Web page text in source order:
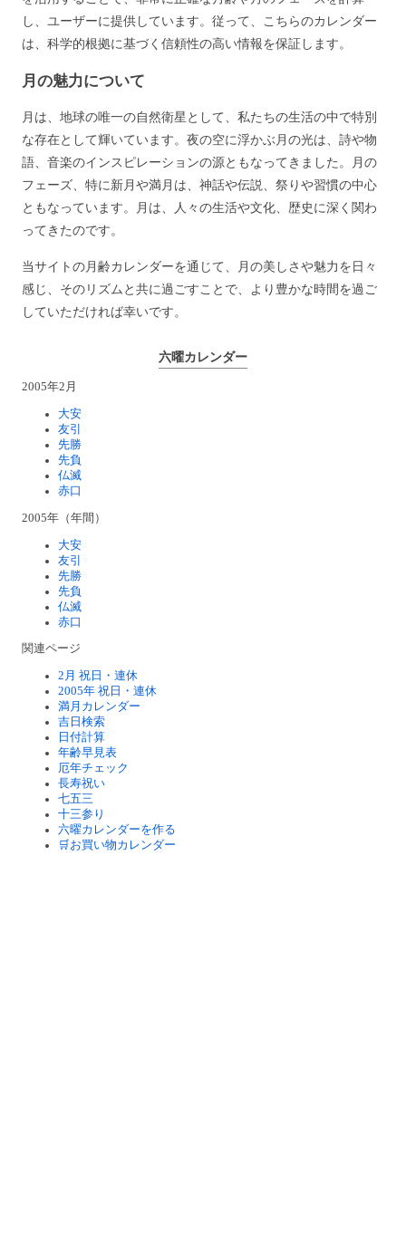
し、ユーザーに提供しています。従って、こちらのカレンダー
は、科学的根拠に基づく信頼性の高い情報を保証します。
月の魅力について
月は、地球の唯一の自然衛星として、私たちの生活の中で特別
な存在として輝いています。夜の空に浮かぶ月の光は、詩や物
語、音楽のインスピレーションの源ともなってきました。月の
フェーズ、特に新月や満月は、神話や伝説、祭りや習慣の中心
ともなっています。月は、人々の生活や文化、歴史に深く関わ
ってきたのです。
当サイトの月齢カレンダーを通じて、月の美しさや魅力を日々
感じ、そのリズムと共に過ごすことで、より豊かな時間を過ご
していただければ幸いです。
六曜カレンダー
2005年2月
大安
友引
先勝
先負
仏滅
赤口
2005年（年間）
大安
友引
先勝
先負
仏滅
赤口
関連ページ
2月 祝日・連休
2005年 祝日・連休
満月カレンダー
吉日検索
日付計算
年齢早見表
厄年チェック
長寿祝い
七五三
十三参り
六曜カレンダーを作る
🛒お買い物カレンダー